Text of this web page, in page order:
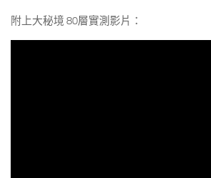
附上大秘境 80層實測影片：